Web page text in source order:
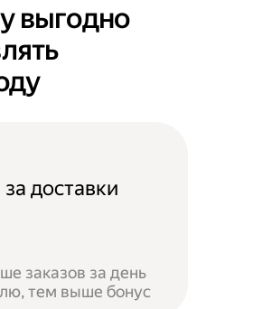
выгодно
доставки
заказов за день
тем выше бонус